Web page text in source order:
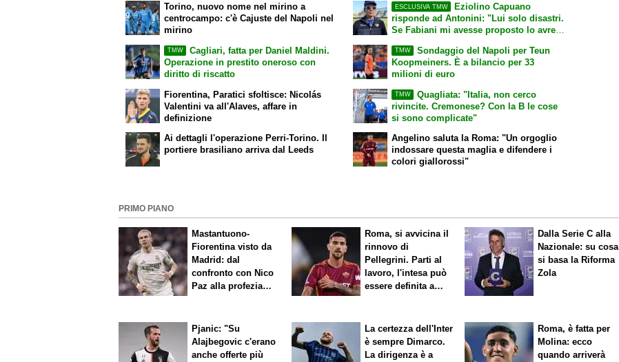
Torino, nuovo nome nel mirino a
centrocampo: c'è Cajuste del Napoli nel
mirino
TMW
Cagliari, fatta per Daniel Maldini.
Operazione in prestito oneroso con
diritto di riscatto
ESCLUSIVA TMW
Eziolino Capuano
risponde ad Antonini: "Lui solo disastri.
Se Fabiani mi avesse proposto lo avrei
TMW
Sondaggio del Napoli per Teun
Koopmeiners. È a bilancio per 33
milioni di euro
Fiorentina, Paratici sfoltisce: Nicolás
Valentini va all'Alaves, affare in
definizione
Ai dettagli l'operazione Perri-Torino. Il
portiere brasiliano arriva dal Leeds
TMW
Quagliata: "Italia, non cerco
rivincite. Cremonese? Con la B le cose
si sono complicate"
Angelino saluta la Roma: "Un orgoglio
indossare questa maglia e difendere i
colori giallorossi"
PRIMO PIANO
Mastantuono-
Fiorentina visto da
Madrid: dal
confronto con Nico
Paz alla profezia
Roma, si avvicina il
rinnovo di
Pellegrini. Parti al
lavoro, l'intesa può
essere definita a
Dalla Serie C alla
Nazionale: su cosa
si basa la Riforma
Zola
Pjanic: "Su
Alajbegovic c'erano
anche offerte più
La certezza dell'Inter
è sempre Dimarco.
La dirigenza è a
Roma, è fatta per
Molina: ecco
quando arriverà